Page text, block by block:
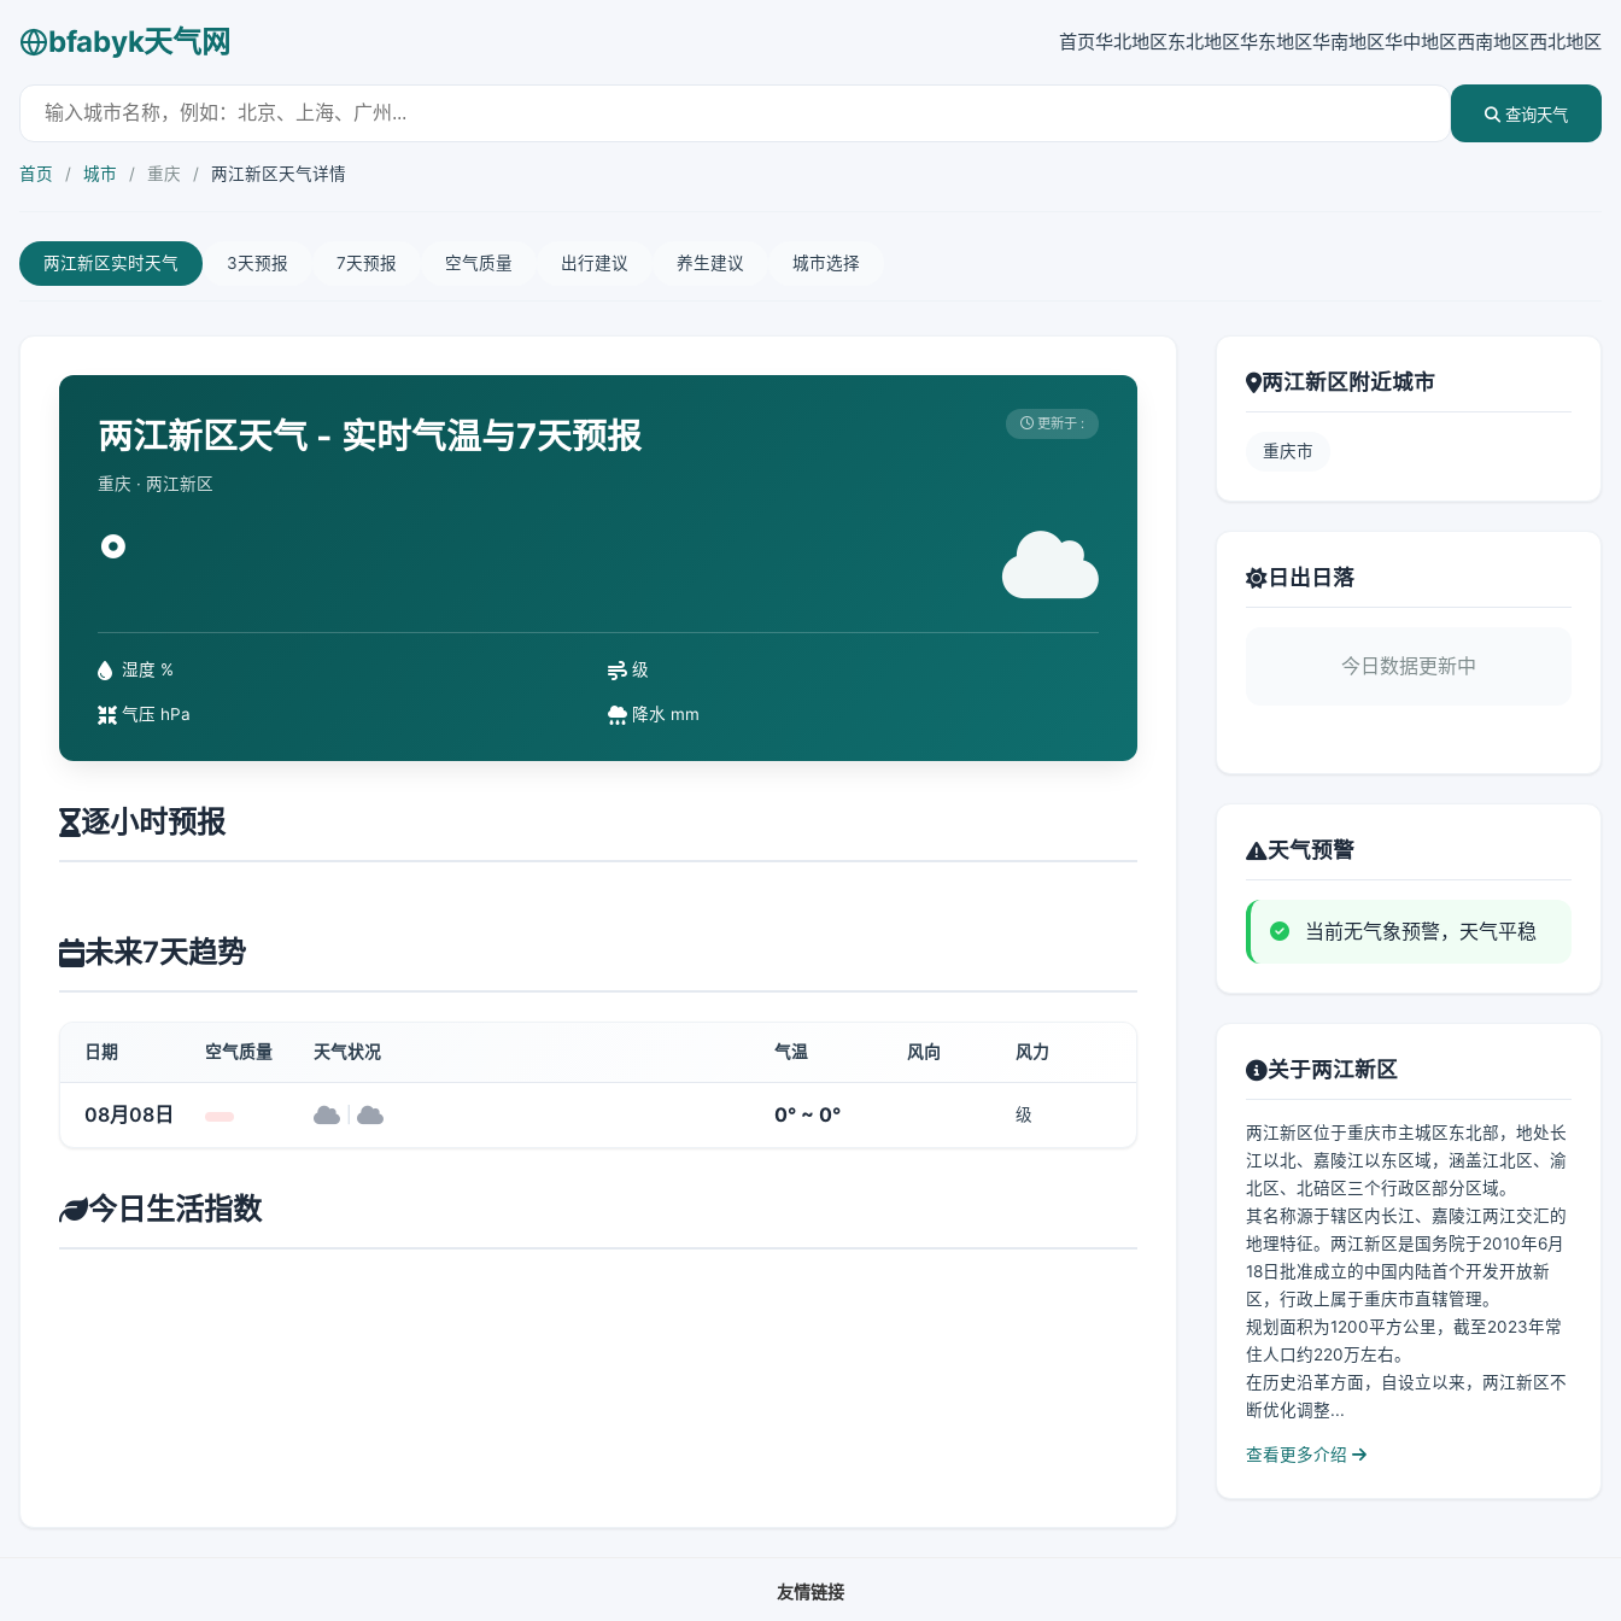
bfabyk天气网 首页华北地区东北地区华东地区华南地区华中地区西南地区西北地区
查询天气
首页 / 城市 / 重庆 / 两江新区天气详情
两江新区实时天气 3天预报 7天预报 空气质量 出行建议 养生建议 城市选择
两江新区天气 - 实时气温与7天预报
重庆 · 两江新区
更新于 :
°
湿度 % 级
气压 hPa 降水 mm
逐小时预报
未来7天趋势
日期 空气质量 天气状况 气温 风向 风力
08月08日 0° ~ 0° 级
今日生活指数
两江新区附近城市
重庆市
日出日落
今日数据更新中
天气预警
当前无气象预警，天气平稳
关于两江新区
两江新区位于重庆市主城区东北部，地处长
江以北、嘉陵江以东区域，涵盖江北区、渝
北区、北碚区三个行政区部分区域。
其名称源于辖区内长江、嘉陵江两江交汇的
地理特征。两江新区是国务院于2010年6月
18日批准成立的中国内陆首个开发开放新
区，行政上属于重庆市直辖管理。
规划面积为1200平方公里，截至2023年常
住人口约220万左右。
在历史沿革方面，自设立以来，两江新区不
断优化调整...
查看更多介绍
友情链接